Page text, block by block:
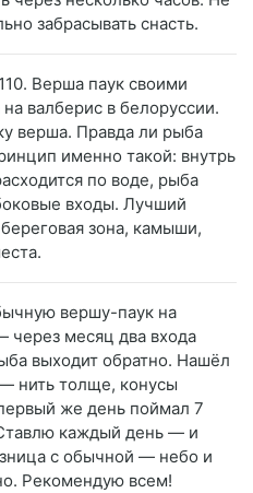
забрасывать снасть.
Верша паук своими
валберис в белоруссии.
верша. Правда ли рыба
именно такой: внутрь
по воде, рыба
входы. Лучший
зона, камыши,
вершу-паук на
через месяц два входа
выходит обратно. Нашёл
нить толще, конусы
же день поймал 7
каждый день — и
с обычной — небо и
Рекомендую всем!